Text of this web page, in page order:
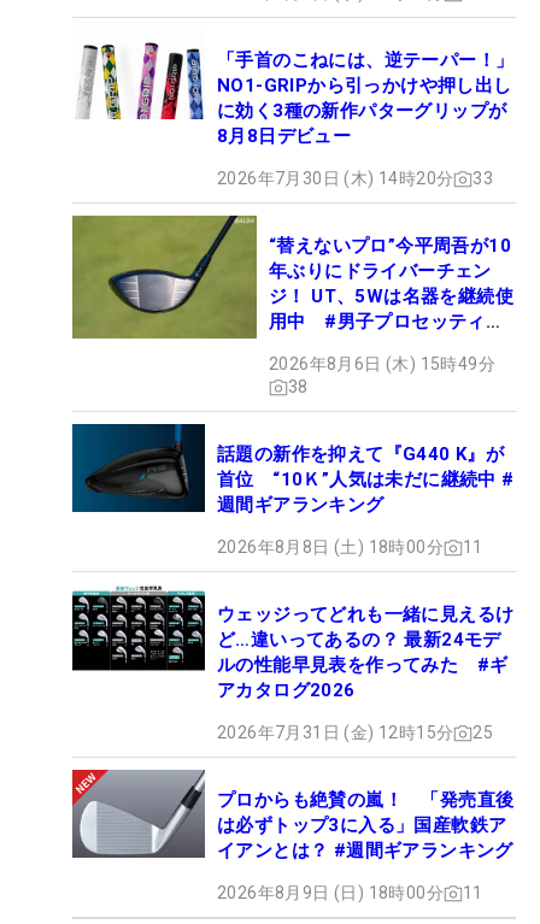
「手首のこねには、逆テーパー！」
NO1-GRIPから引っかけや押し出し
に効く3種の新作パターグリップが
8月8日デビュー
2026年7月30日 (木) 14時20分 33
“替えないプロ”今平周吾が10
年ぶりにドライバーチェン
ジ！ UT、5Wは名器を継続使
用中 #男子プロセッティン
2026年8月6日 (木) 15時49分
38
話題の新作を抑えて『G440 K』が
首位 “10Ｋ”人気は未だに継続中 #
週間ギアランキング
2026年8月8日 (土) 18時00分 11
ウェッジってどれも一緒に見えるけ
ど…違いってあるの？ 最新24モデ
ルの性能早見表を作ってみた #ギ
アカタログ2026
2026年7月31日 (金) 12時15分 25
プロからも絶賛の嵐！ 「発売直後
は必ずトップ3に入る」国産軟鉄ア
イアンとは？ #週間ギアランキング
2026年8月9日 (日) 18時00分 11